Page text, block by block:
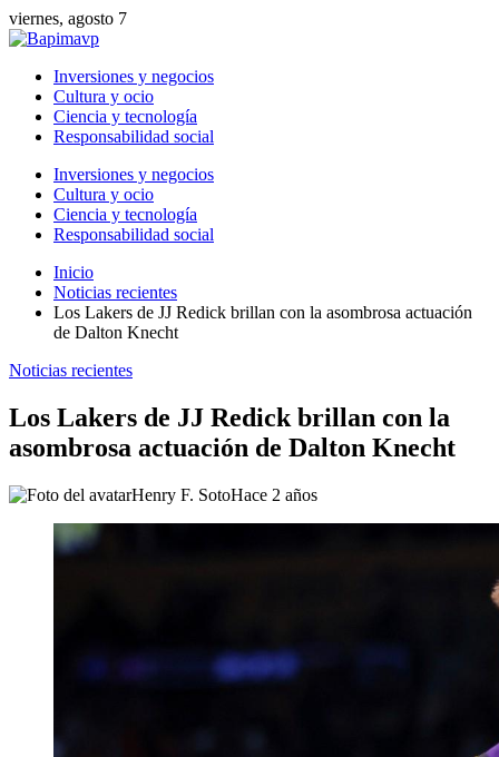
viernes, agosto 7
Inversiones y negocios
Cultura y ocio
Ciencia y tecnología
Responsabilidad social
Inversiones y negocios
Cultura y ocio
Ciencia y tecnología
Responsabilidad social
Inicio
Noticias recientes
Los Lakers de JJ Redick brillan con la asombrosa actuación
de Dalton Knecht
Noticias recientes
Los Lakers de JJ Redick brillan con la
asombrosa actuación de Dalton Knecht
Henry F. SotoHace 2 años